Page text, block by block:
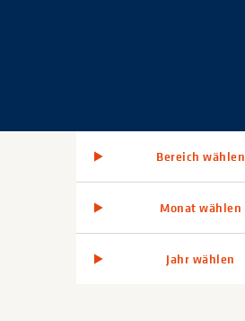
Bereich wählen
Monat wählen
Jahr wählen